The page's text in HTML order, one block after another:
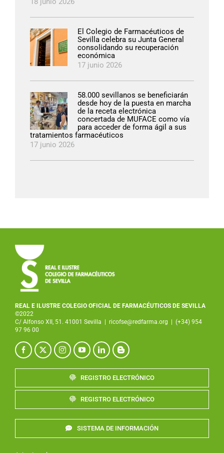
El Colegio de Farmacéuticos de
Sevilla celebra su Junta General
consolidando su recuperación
económica
17 junio 2026
58.000 sevillanos se beneficiarán
desde hoy de la puesta en marcha
de la receta electrónica
concertada de MUFACE como vía
para acceder de forma ágil a sus
tratamientos farmacéuticos
17 junio 2026
REAL E ILUSTRE COLEGIO OFICIAL DE FARMACÉUTICOS DE SEVILLA
©2022
C/ Alfonso XII, 51. 41001 Sevilla | ricofse@redfarma.org | (+34) 954
97 96 00
REGISTRO ELECTRÓNICO
REGISTRO ELECTRÓNICO
SISTEMA DE INFORMACIÓN